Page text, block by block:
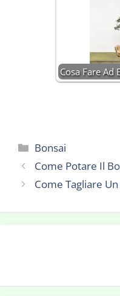
Cosa Fare Ad
Categorie
Bonsai
Come Potare Il
Come Tagliare